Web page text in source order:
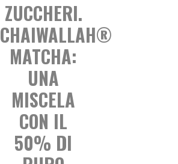
ZUCCHERI.
CHAIWALLAH®
MATCHA:
UNA
MISCELA
CON IL
50% DI